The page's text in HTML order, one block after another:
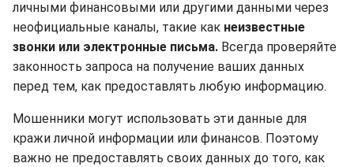
личными финансовыми или другими данными через
неофициальные каналы, такие как неизвестные
звонки или электронные письма. Всегда проверяйте
законность запроса на получение ваших данных
перед тем, как предоставлять любую информацию.
Мошенники могут использовать эти данные для
кражи личной информации или финансов. Поэтому
важно не предоставлять своих данных до того, как